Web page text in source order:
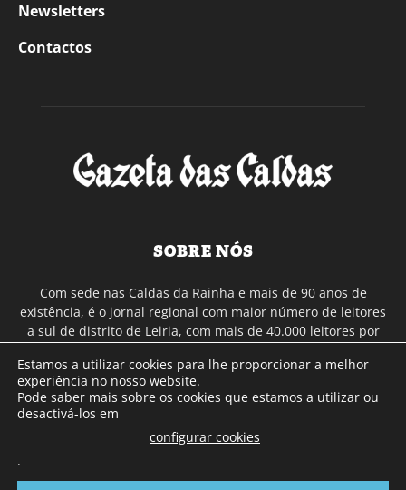
Newsletters
Contactos
SOBRE NÓS
Com sede nas Caldas da Rainha e mais de 90 anos de
existência, é o jornal regional com maior número de leitores
a sul de distrito de Leiria, com mais de 40.000 leitores por
Continental e assinatura online.
SIGA-NOS
Estamos a utilizar cookies para lhe proporcionar a melhor
experiência no nosso website.
Pode saber mais sobre os cookies que estamos a utilizar ou
desactivá-los em
configurar cookies
.